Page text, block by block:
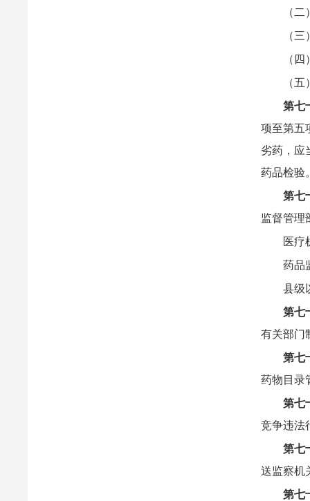
（
（
（
（
第七
项至第五
劣药，应
药品检验
第七
监督管理
医疗
药品
县级
第七
有关部门
第七
药物目录
第七
竞争违法
第七
送监察机
第七